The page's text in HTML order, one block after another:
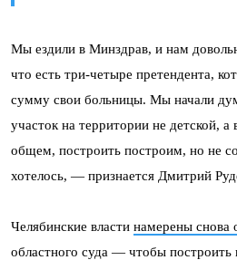
Мы ездили в Минздрав, и нам
что есть три-четыре претендента,
сумму свои больницы. Мы начали
участок на территории не детской,
общем, построить построим, но не
хотелось, — признается Дмитрий
Челябинские власти намерены снова
областного суда — чтобы построить